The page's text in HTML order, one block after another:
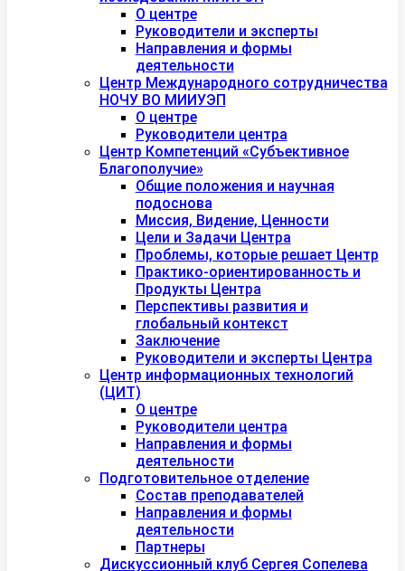
О центре
Руководители и эксперты
Направления и формы
деятельности
Центр Международного сотрудничества
НОЧУ ВО МИИУЭП
О центре
Руководители центра
Центр Компетенций «Субъективное
Благополучие»
Общие положения и научная
подоснова
Миссия, Видение, Ценности
Цели и Задачи Центра
Проблемы, которые решает Центр
Практико-ориентированность и
Продукты Центра
Перспективы развития и
глобальный контекст
Заключение
Руководители и эксперты Центра
Центр информационных технологий
(ЦИТ)
О центре
Руководители центра
Направления и формы
деятельности
Подготовительное отделение
Состав преподавателей
Направления и формы
деятельности
Партнеры
Дискуссионный клуб Сергея Сопелева